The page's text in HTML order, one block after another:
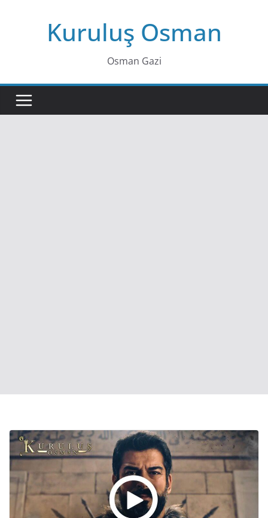
Kuruluş Osman
Osman Gazi